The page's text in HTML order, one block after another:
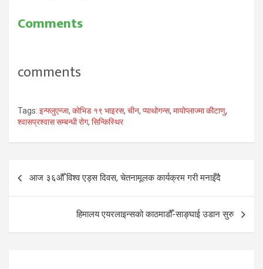
Comments
comments
Tags: इन्फ्लुएन्जा, कोभिड १९ भाइरस, चीन, प्याथोगन्स, मायोप्लाज्मा कीटाणु,
श्वासप्रश्वास सम्बन्धी रोग, सिन्किस्थिर
Post
navigation
आज ३६औँ विश्व एड्स दिवस, चेतनामूलक कार्यक्रम गरी मनाइँदै
हिमालय एयरलाइन्सको काठमाडौँ-साङ्घाई उडान सुरु